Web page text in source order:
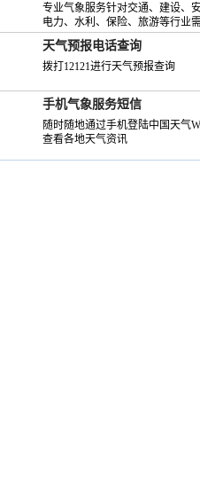
专业气象服务针对交通、建设、安
电力、水利、保险、旅游等行业
天气预报电话查询
拨打12121进行天气预报查询
手机气象服务短信
随时随地通过手机登陆中国天气
查看各地天气资讯